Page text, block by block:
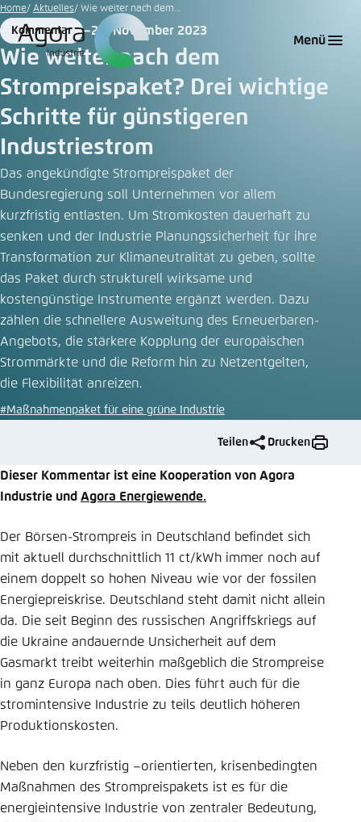
Zum
Hauptinhalt
gehen
Menü
Home Aktuelles Wie weiter nach dem...
Format
Kommentar
Date
20. November 2023
Wie weiter nach dem
Strompreispaket? Drei wichtige
Schritte für günstigeren
Industriestrom
Das angekündigte Strompreispaket der
Bundesregierung soll Unternehmen vor allem
kurzfristig entlasten. Um Stromkosten dauerhaft zu
senken und der Industrie Planungssicherheit für ihre
Transformation zur Klimaneutralität zu geben, sollte
das Paket durch strukturell wirksame und
kostengünstige Instrumente ergänzt werden. Dazu
zählen die schnellere Ausweitung des Erneuerbaren-
Angebots, die stärkere Kopplung der europäischen
Strommärkte und die Reform hin zu Netzentgelten,
die Flexibilität anreizen.
#Maßnahmenpaket für eine grüne Industrie
Teilen Drucken
Dieser Kommentar ist eine Kooperation von Agora
Industrie und Agora Energiewende.
Der Börsen-Strompreis in Deutschland befindet sich
mit aktuell durchschnittlich 11 ct/kWh immer noch auf
einem doppelt so hohen Niveau wie vor der fossilen
Energiepreiskrise. Deutschland steht damit nicht allein
da. Die seit Beginn des russischen Angriffskriegs auf
die Ukraine andauernde Unsicherheit auf dem
Gasmarkt treibt weiterhin maßgeblich die Strompreise
in ganz Europa nach oben. Dies führt auch für die
stromintensive Industrie zu teils deutlich höheren
Produktionskosten.
Neben den kurzfristig –orientierten, krisenbedingten
Maßnahmen des Strompreispakets ist es für die
energieintensive Industrie von zentraler Bedeutung,
Login
Melden Sie sich an um ..., ... und ... zu verwalten.
Benutzername
Passwort Passwort vergessen?
Noch kein Benutzerkonto?
Abbrechen
Sprache auswählen
Englisch
Deutsch
Agora Think Tanks
Erscheinungsbild der Webseite
Diese Webseite passt ihr Farbschema basierend
auf Ihren Einstellungen an. Wählen Sie aus,
verwenden möchten.
Hell
Dunkel
Automatisch
Einstellung für diese Webseite im Browser
speichern
Übernehmen